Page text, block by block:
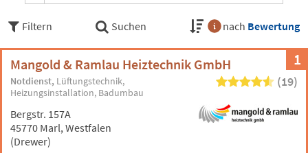
Filtern Suchen nach Bewertung
1
Mangold & Ramlau Heiztechnik GmbH
Notdienst Lüftungstechnik
Heizungsinstallation Badumbau
(19)
Bergstr. 157A
45770 Marl, Westfalen
(Drewer)